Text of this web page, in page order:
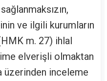
ve ilgili kurumların
m. 27) ihlal
elverişli olmaktan
üzerinden inceleme